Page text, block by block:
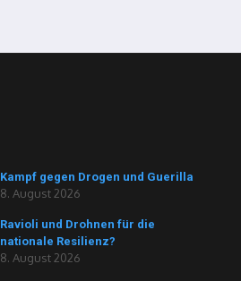
Kampf gegen Drogen und Guerilla
8. August 2026
Ravioli und Drohnen für die
nationale Resilienz?
8. August 2026